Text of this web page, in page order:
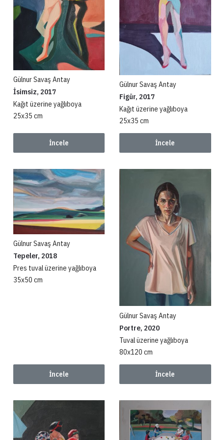
Gülnur Savaş Antay
İsimsiz, 2017
Kağıt üzerine yağlıboya
25x35 cm
İncele
Gülnur Savaş Antay
Figür, 2017
Kağıt üzerine yağlıboya
25x35 cm
İncele
Gülnur Savaş Antay
Tepeler, 2018
Pres tuval üzerine yağlıboya
35x50 cm
İncele
Gülnur Savaş Antay
Portre, 2020
Tuval üzerine yağlıboya
80x120 cm
İncele